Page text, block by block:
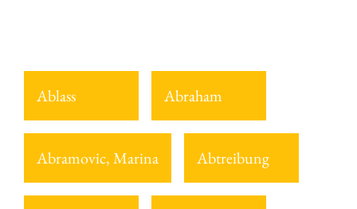
Ablass Abraham
Abramovic, Marina Abtreibung